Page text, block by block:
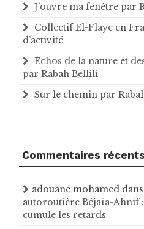
J’ouvre ma fenêtre par
Collectif El-Flaye en
d’activité
Échos de la nature et
par Rabah Bellili
Sur le chemin par
Commentaires récents
adouane mohamed dans
autoroutière Béjaïa-Ahnif
cumule les retards